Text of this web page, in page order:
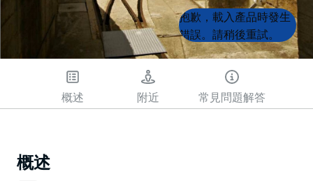
Product
List
Product
List
抱歉，載入產品時發生
錯誤。請稍後重試。
概述 附近 常見問題解答
概述